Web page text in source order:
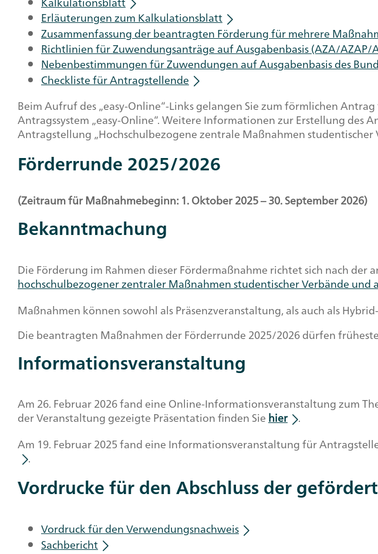
Erläuterungen zum Kalkulationsblatt
Zusammenfassung der beantragten Förderung für mehrere
Richtlinien für Zuwendungsanträge auf Ausgabenbasis (AZA/AZAP/
Nebenbestimmungen für Zuwendungen auf Ausgabenbasis des
Checkliste für Antragstellende
Beim Aufruf des „easy-Online“-Links gelangen Sie zum förmlichen
Antragssystem „easy-Online“. Weitere Informationen zur Erstellung des
Antragstellung „Hochschulbezogene zentrale Maßnahmen
Förderrunde 2025/2026
(Zeitraum für Maßnahmebeginn: 1. Oktober 2025 – 30. September 2026)
Bekanntmachung
Die Förderung im Rahmen dieser Fördermaßnahme richtet sich nach der
hochschulbezogener zentraler Maßnahmen studentischer Verbände und
Maßnahmen können sowohl als Präsenzveranstaltung, als auch als
Die beantragten Maßnahmen der Förderrunde 2025/2026 dürfen
Informationsveranstaltung
Am 26. Februar 2026 fand eine Online-Informationsveranstaltung zum
der Veranstaltung gezeigte Präsentation finden Siehier .
Am 19. Februar 2025 fand eine Informationsveranstaltung für
.
Vordrucke für den Abschluss der
Vordruck für den Verwendungsnachweis
Sachbericht